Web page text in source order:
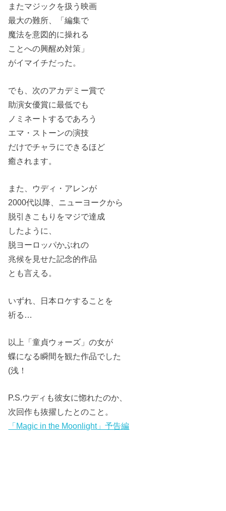
またマジックを扱う映画
最大の難所、「編集で
魔法を意図的に操れる
ことへの興醒め対策」
がイマイチだった。
でも、次のアカデミー賞で
助演女優賞に最低でも
ノミネートするであろう
エマ・ストーンの演技
だけでチャラにできるほど
癒されます。
また、ウディ・アレンが
2000代以降、ニューヨークから
脱引きこもりをマジで達成
したように、
脱ヨーロッパかぶれの
兆候を見せた記念的作品
とも言える。
いずれ、日本ロケすることを
祈る…
以上「童貞ウォーズ」の女が
蝶になる瞬間を観た作品でした
(浅！
P.S.ウディも彼女に惚れたのか、
次回作も抜擢したとのこと。
「Magic in the Moonlight」予告編